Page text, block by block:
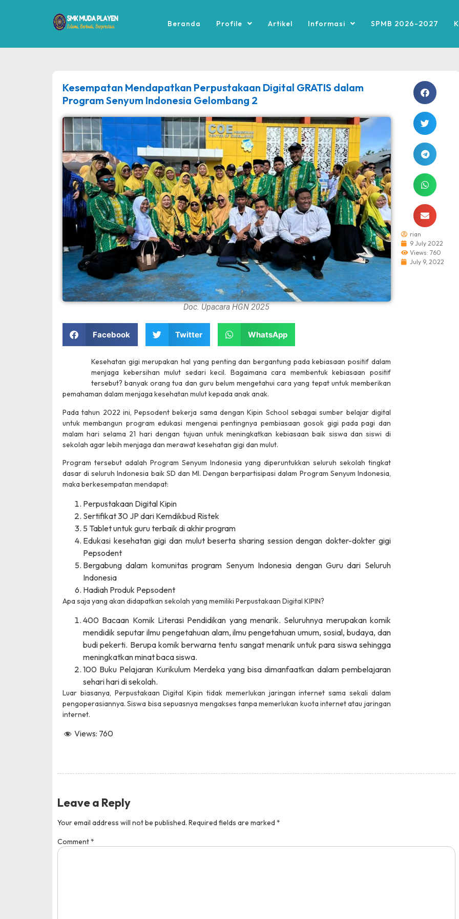
Beranda Profile Artikel Informasi SPMB 2026-2027
Kesempatan Mendapatkan Perpustakaan Digital GRATIS dalam
Program Senyum Indonesia Gelombang 2
Doc. Upacara HGN 2025
Facebook Twitter WhatsApp
Kesehatan gigi merupakan hal yang penting dan bergantung pada kebiasaan positif dalam
menjaga kebersihan mulut sedari kecil. Bagaimana cara membentuk kebiasaan positif
tersebut? banyak orang tua dan guru belum mengetahui cara yang tepat untuk memberikan
pemahaman dalam menjaga kesehatan mulut kepada anak anak.
Pada tahun 2022 ini, Pepsodent bekerja sama dengan Kipin School sebagai sumber belajar digital
untuk membangun program edukasi mengenai pentingnya pembiasaan gosok gigi pada pagi dan
malam hari selama 21 hari dengan tujuan untuk meningkatkan kebiasaan baik siswa dan siswi di
sekolah agar lebih menjaga dan merawat kesehatan gigi dan mulut.
Program tersebut adalah Program Senyum Indonesia yang diperuntukkan seluruh sekolah tingkat
dasar di seluruh Indonesia baik SD dan MI. Dengan berpartisipasi dalam Program Senyum Indonesia,
maka berkesempatan mendapat:
Perpustakaan Digital Kipin
Sertifikat 30 JP dari Kemdikbud Ristek
5 Tablet untuk guru terbaik di akhir program
Edukasi kesehatan gigi dan mulut beserta sharing session dengan dokter-dokter gigi
Pepsodent
Bergabung dalam komunitas program Senyum Indonesia dengan Guru dari Seluruh
Indonesia
Hadiah Produk Pepsodent
Apa saja yang akan didapatkan sekolah yang memiliki Perpustakaan Digital KIPIN?
400 Bacaan Komik Literasi Pendidikan yang menarik. Seluruhnya merupakan komik
mendidik seputar ilmu pengetahuan alam, ilmu pengetahuan umum, sosial, budaya, dan
budi pekerti. Berupa komik berwarna tentu sangat menarik untuk para siswa sehingga
meningkatkan minat baca siswa.
100 Buku Pelajaran Kurikulum Merdeka yang bisa dimanfaatkan dalam pembelajaran
sehari hari di sekolah.
Luar biasanya, Perpustakaan Digital Kipin tidak memerlukan jaringan internet sama sekali dalam
pengoperasiannya. Siswa bisa sepuasnya mengakses tanpa memerlukan kuota internet atau jaringan
internet.
Views: 760
rian
9 July 2022
Views: 760
July 9, 2022
Leave a Reply
Your email address will not be published. Required fields are marked *
Comment*
Pengumuman
#
Ujian Sekolah Daring Di Rian.web.id Ujian Sekolah Daring Di Rian.web.id
Lomba LKS AKL Tingkat ... Lomba LKS MP Tingkat P...